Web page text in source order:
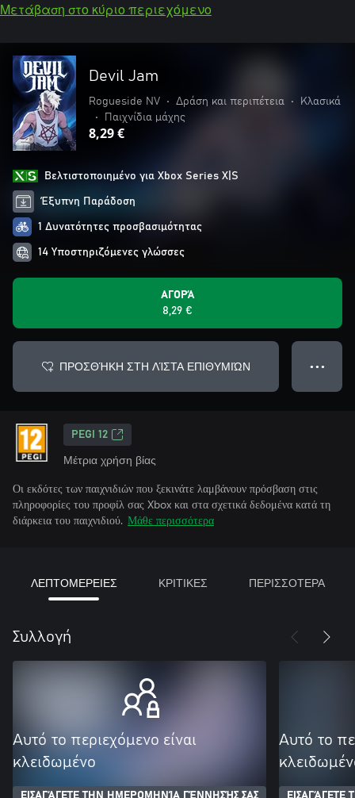
Μετάβαση στο κύριο περιεχόμενο
Devil Jam
Rogueside NV • Δράση και περιπέτεια •
Κλασικά
•
Παιχνίδια μάχης
8,29 €
Βελτιστοποιημένο για Xbox Series X|S
Έξυπνη Παράδοση
1 Δυνατότητες προσβασιμότητας
14 Υποστηριζόμενες γλώσσες
ΑΓΟΡΆ
8,29 €
ΠΡΟΣΘΉΚΗ ΣΤΗ ΛΊΣΤΑ ΕΠΙΘΥΜΙΏΝ ● ● ●
PEGI 12
Μέτρια χρήση βίας
Οι εκδότες των παιχνιδιών που ξεκινάτε λαμβάνουν πρόσβαση στις
πληροφορίες του προφίλ σας Xbox και στα σχετικά δεδομένα κατά τη
διάρκεια του παιχνιδιού. Μάθε περισσότερα
ΛΕΠΤΟΜΕΡΕΙΕΣ ΚΡΙΤΙΚΕΣ ΠΕΡΙΣΣΟΤΕΡΑ
Συλλογή
Αυτό το περιεχόμενο είναι
κλειδωμένο
ΕΙΣΑΓΆΓΕΤΕ ΤΗΝ ΗΜΕΡΟΜΗΝΊΑ ΓΈΝΝΗΣΉΣ ΣΑΣ
Αυτό το